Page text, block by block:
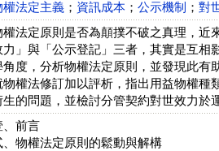
權法定主義 ； 資訊成本 ； 公示機制 ； 對
權法定原則是否為顛撲不破之真理，近
力」與「公示登記」三者，其實是互相
角度，分析物權法定原則，並發現此有
物權法修訂加以評析，指出用益物權種
生的問題，並檢討分管契約對世效力於
、前言
、物權法定原則的鬆動與解構